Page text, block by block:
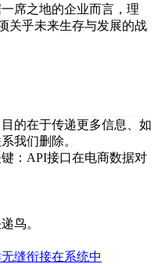
席之地的企业而言，理
关乎未来生存与发展的战
的在于传递更多信息、如
我们删除。
：API接口在电商数据对
鸟。
缝衔接在系统中